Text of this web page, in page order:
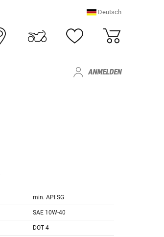
Deutsch
ANMELDEN
min. API SG
SAE 10W-40
DOT 4